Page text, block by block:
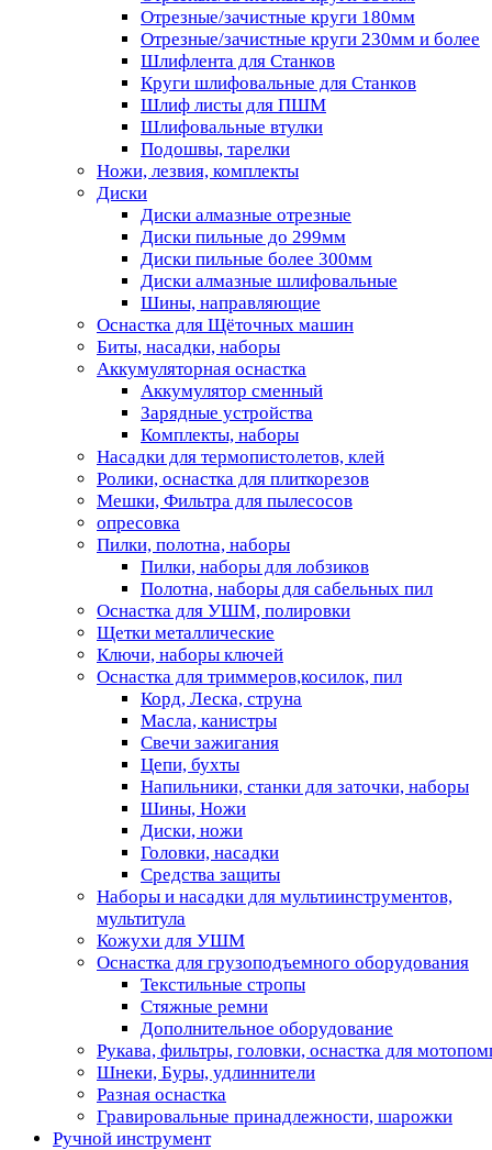
Отрезные/зачистные круги 180мм
Отрезные/зачистные круги 230мм и более
Шлифлента для Станков
Круги шлифовальные для Станков
Шлиф листы для ПШМ
Шлифовальные втулки
Подошвы, тарелки
Ножи, лезвия, комплекты
Диски
Диски алмазные отрезные
Диски пильные до 299мм
Диски пильные более 300мм
Диски алмазные шлифовальные
Шины, направляющие
Оснастка для Щёточных машин
Биты, насадки, наборы
Аккумуляторная оснастка
Аккумулятор сменный
Зарядные устройства
Комплекты, наборы
Насадки для термопистолетов, клей
Ролики, оснастка для плиткорезов
Мешки, Фильтра для пылесосов
опресовка
Пилки, полотна, наборы
Пилки, наборы для лобзиков
Полотна, наборы для сабельных пил
Оснастка для УШМ, полировки
Щетки металлические
Ключи, наборы ключей
Оснастка для триммеров,косилок, пил
Корд, Леска, струна
Масла, канистры
Свечи зажигания
Цепи, бухты
Напильники, станки для заточки, наборы
Шины, Ножи
Диски, ножи
Головки, насадки
Средства защиты
Наборы и насадки для мультиинструментов,
мультитула
Кожухи для УШМ
Оснастка для грузоподъемного оборудования
Текстильные стропы
Стяжные ремни
Дополнительное оборудование
Рукава, фильтры, головки, оснастка для
Шнеки, Буры, удлиннители
Разная оснастка
Гравировальные принадлежности, шарожки
Ручной инструмент